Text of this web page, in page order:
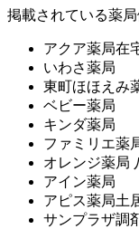
掲載されている薬局
アクア薬局在
いわさ薬局
東町ほほえみ
ベビー薬局
キンダ薬局
ファミリエ薬
オレンジ薬局
アイン薬局
アピス薬局土
サンプラザ調